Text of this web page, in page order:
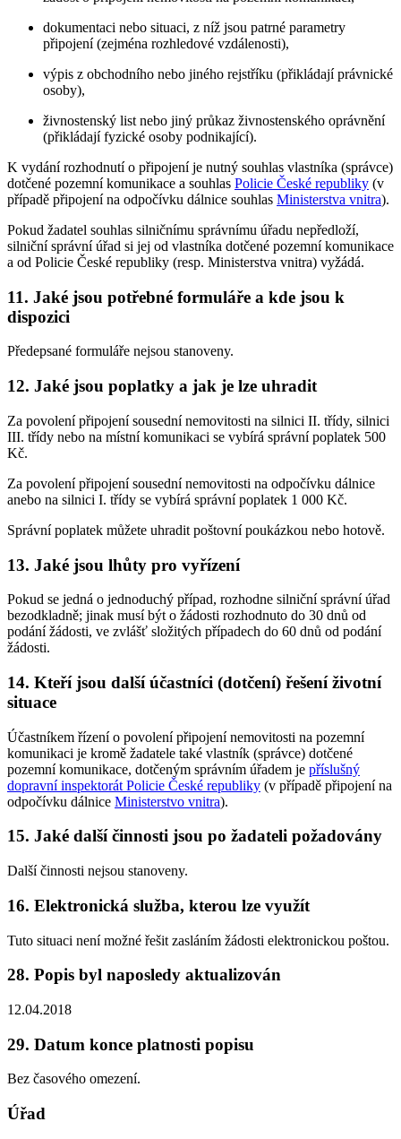
dokumentaci nebo situaci, z níž jsou patrné parametry
připojení (zejména rozhledové vzdálenosti),
výpis z obchodního nebo jiného rejstříku (přikládají právnické
osoby),
živnostenský list nebo jiný průkaz živnostenského oprávnění
(přikládají fyzické osoby podnikající).
K vydání rozhodnutí o připojení je nutný souhlas vlastníka (správce)
dotčené pozemní komunikace a souhlas Policie České republiky (v
případě připojení na odpočívku dálnice souhlas Ministerstva vnitra).
Pokud žadatel souhlas silničnímu správnímu úřadu nepředloží,
silniční správní úřad si jej od vlastníka dotčené pozemní komunikace
a od Policie České republiky (resp. Ministerstva vnitra) vyžádá.
11. Jaké jsou potřebné formuláře a kde jsou k
dispozici
Předepsané formuláře nejsou stanoveny.
12. Jaké jsou poplatky a jak je lze uhradit
Za povolení připojení sousední nemovitosti na silnici II. třídy, silnici
III. třídy nebo na místní komunikaci se vybírá správní poplatek 500
Kč.
Za povolení připojení sousední nemovitosti na odpočívku dálnice
anebo na silnici I. třídy se vybírá správní poplatek 1 000 Kč.
Správní poplatek můžete uhradit poštovní poukázkou nebo hotově.
13. Jaké jsou lhůty pro vyřízení
Pokud se jedná o jednoduchý případ, rozhodne silniční správní úřad
bezodkladně; jinak musí být o žádosti rozhodnuto do 30 dnů od
podání žádosti, ve zvlášť složitých případech do 60 dnů od podání
žádosti.
14. Kteří jsou další účastníci (dotčení) řešení životní
situace
Účastníkem řízení o povolení připojení nemovitosti na pozemní
komunikaci je kromě žadatele také vlastník (správce) dotčené
pozemní komunikace, dotčeným správním úřadem je příslušný
dopravní inspektorát Policie České republiky (v případě připojení na
odpočívku dálnice Ministerstvo vnitra).
15. Jaké další činnosti jsou po žadateli požadovány
Další činnosti nejsou stanoveny.
16. Elektronická služba, kterou lze využít
Tuto situaci není možné řešit zasláním žádosti elektronickou poštou.
28. Popis byl naposledy aktualizován
12.04.2018
29. Datum konce platnosti popisu
Bez časového omezení.
Úřad